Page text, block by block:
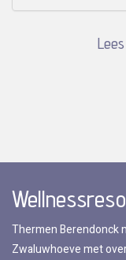
Thermen Berendonck
Zwaluwhoeve met